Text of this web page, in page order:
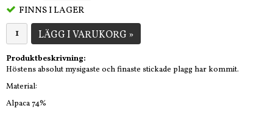
FINNS I LAGER
LÄGG I VARUKORG »
Produktbeskrivning:
Höstens absolut mysigaste och finaste stickade plagg har kommit.
Material:
Alpaca 74%